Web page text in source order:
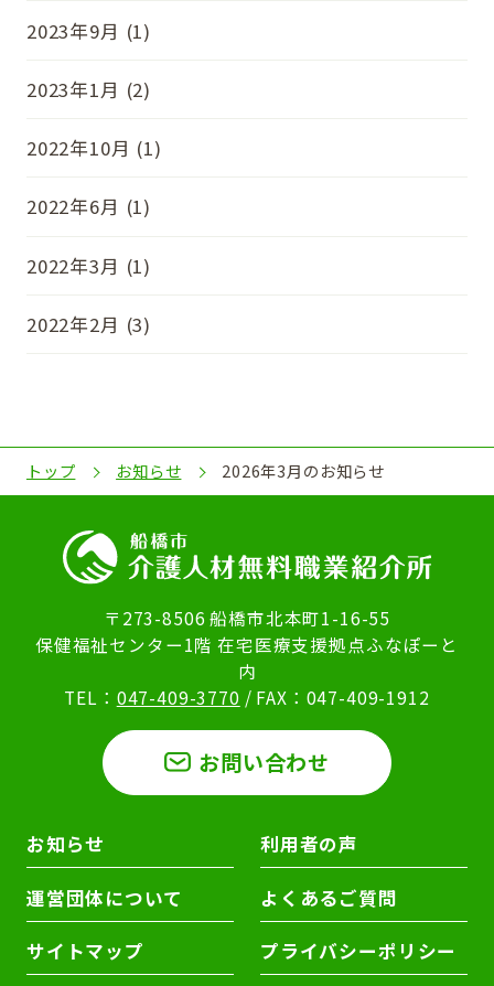
2023年9月 (1)
2023年1月 (2)
2022年10月 (1)
2022年6月 (1)
2022年3月 (1)
2022年2月 (3)
トップ お知らせ 2026年3月のお知らせ
〒273-8506 船橋市北本町1-16-55
保健福祉センター1階 在宅医療支援拠点ふなぽーと
内
TEL： 047-409-3770 / FAX：047-409-1912
お問い合わせ
お知らせ 利用者の声
運営団体について よくあるご質問
サイトマップ プライバシーポリシー